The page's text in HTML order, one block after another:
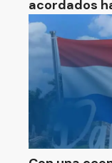
acordados